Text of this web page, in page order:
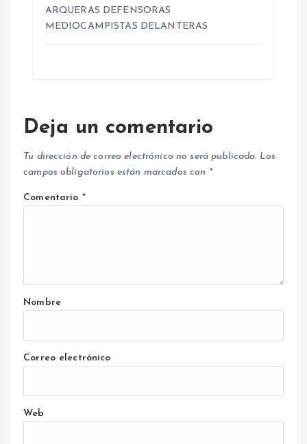
ARQUERAS DEFENSORAS
MEDIOCAMPISTAS DELANTERAS
Deja un comentario
Tu dirección de correo electrónico no será publicada. Los
campos obligatorios están marcados con *
Comentario *
Nombre
Correo electrónico
Web